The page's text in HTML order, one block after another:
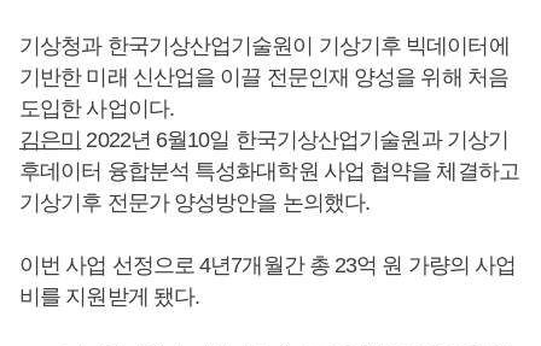
기상청과 한국기상산업기술원이 기상기후 빅데이터에
기반한 미래 신산업을 이끌 전문인재 양성을 위해 처음
도입한 사업이다.
김은미 2022년 6월10일 한국기상산업기술원과 기상기
후데이터 융합분석 특성화대학원 사업 협약을 체결하고
기상기후 전문가 양성방안을 논의했다.
이번 사업 선정으로 4년7개월간 총 23억 원 가량의 사업
비를 지원받게 됐다.